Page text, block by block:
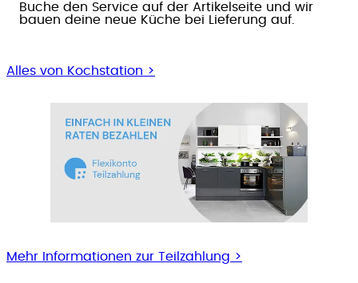
Buche den Service auf der Artikelseite und wir
bauen deine neue Küche bei Lieferung auf.
Alles von Kochstation >
Mehr Informationen zur Teilzahlung >